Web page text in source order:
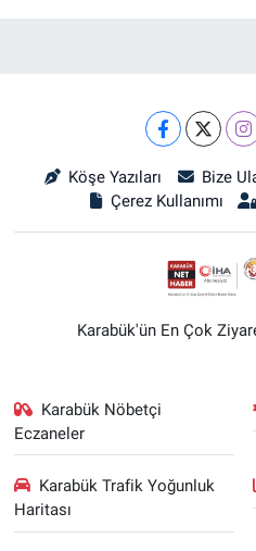
Köşe Yazıları Bize
Çerez Kullanımı
Karabük'ün En Çok
Karabük Nöbetçi
Eczaneler
Karabük Trafik Yoğunluk
Haritası